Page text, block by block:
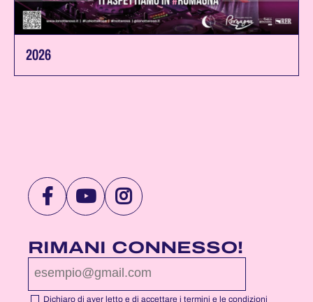
2026
VISITA
PAGINA
FACEBOOK
DI
NOTTEROSA
VISITA
PAGINA
YOUTUBE
DI
NOTTEROSA
VISITA
PAGINA
INSTAGRAM
DI
NOTTEROSA
RIMANI CONNESSO!
Dichiaro di aver letto e di accettare i termini e le condizioni